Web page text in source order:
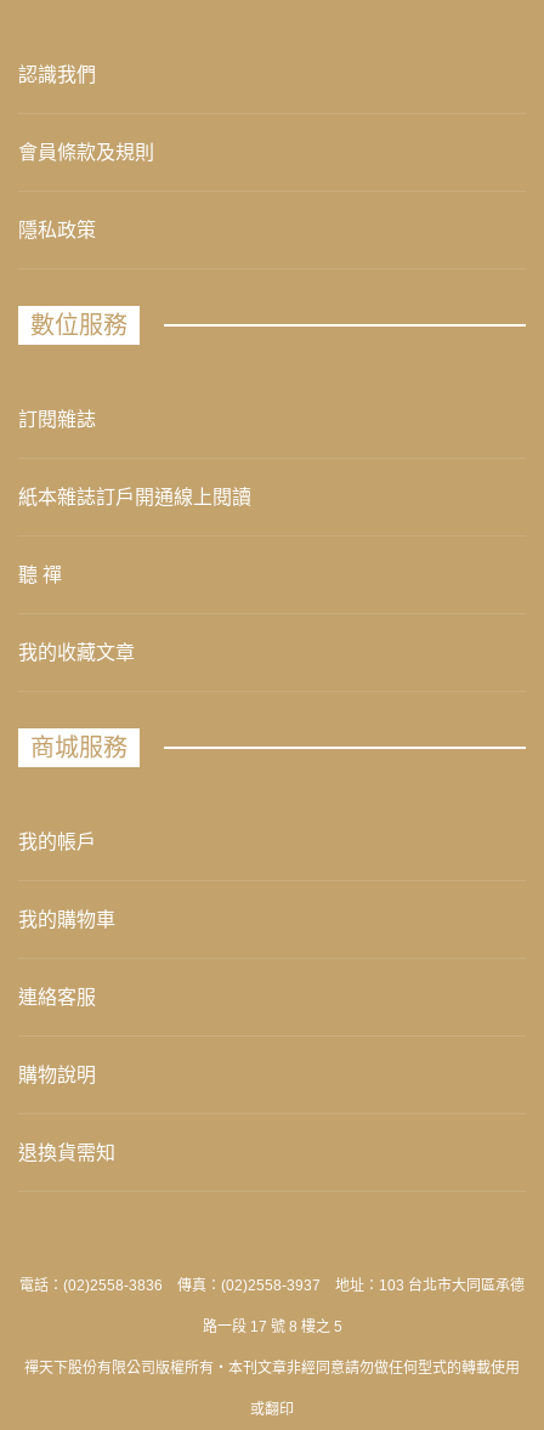
認識我們
會員條款及規則
隱私政策
數位服務
訂閱雜誌
紙本雜誌訂戶開通線上閱讀
聽 禪
我的收藏文章
商城服務
我的帳戶
我的購物車
連絡客服
購物說明
退換貨需知
電話：(02)2558-3836 傳真：(02)2558-3937 地址：103 台北市大同區承德
路一段 17 號 8 樓之 5
禪天下股份有限公司版權所有‧本刊文章非經同意請勿做任何型式的轉載使用
或翻印